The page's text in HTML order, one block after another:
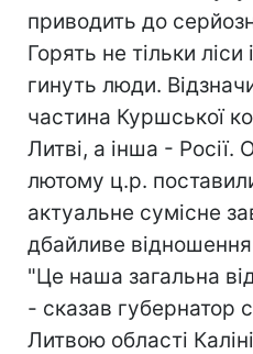
приводить до
Горять не тільки ліси
гинуть люди.
частина Куршської
Литві, а інша - Росії.
лютому ц.р.
актуальне сумісне
дбайливе відношення
"Це наша загальна
- сказав губернатор
Литвою області